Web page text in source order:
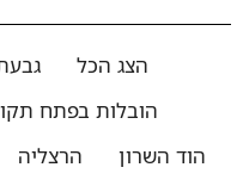
הצג הכל
הובלות בפתח
הוד השרון
הרצליה